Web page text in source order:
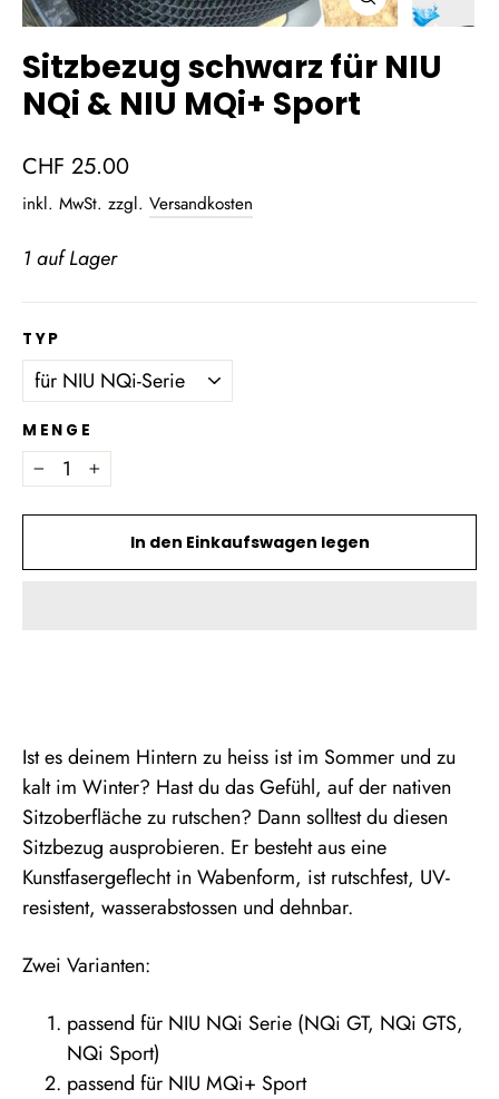
Schließen
(Esc)
Sitzbezug schwarz für NIU
NQi & NIU MQi+ Sport
Normaler
Preis
CHF 25.00
inkl. MwSt. zzgl. Versandkosten
1 auf Lager
TYP
MENGE
− +
In den Einkaufswagen legen
Ist es deinem Hintern zu heiss ist im Sommer und zu
kalt im Winter? Hast du das Gefühl, auf der nativen
Sitzoberfläche zu rutschen? Dann solltest du diesen
Sitzbezug ausprobieren. Er besteht aus eine
Kunstfasergeflecht in Wabenform, ist rutschfest, UV-
resistent, wasserabstossen und dehnbar.
Zwei Varianten:
passend für NIU NQi Serie (NQi GT, NQi GTS,
NQi Sport)
passend für NIU MQi+ Sport